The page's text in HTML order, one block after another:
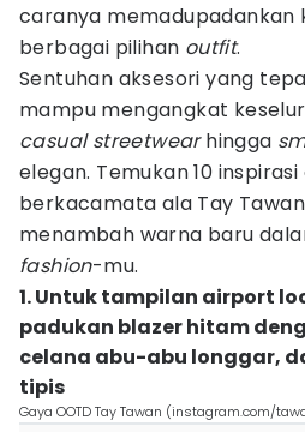
caranya memadupadankan
berbagai pilihan outfit.
Sentuhan aksesori yang
mampu mengangkat
casual streetwearhingga
elegan. Temukan 10 inspirasi
berkacamata ala Tay
menambah warna baru
fashion-mu.
1. Untuk tampilan airport
padukan blazer hitam
celana abu-abu longgar,
tipis
Gaya OOTD Tay Tawan (instagram.com/